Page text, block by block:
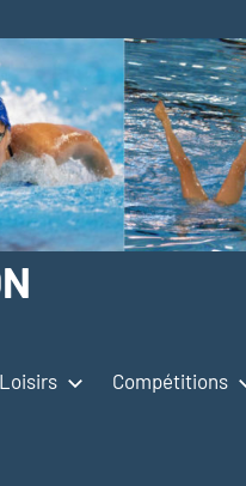
Loisirs Compétitions